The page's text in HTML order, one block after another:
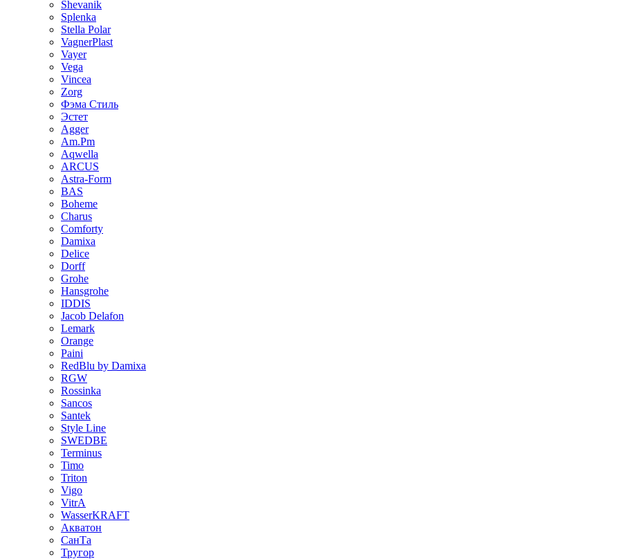
Shevanik
Splenka
Stella Polar
VagnerPlast
Vayer
Vega
Vincea
Zorg
Фэма Стиль
Эстет
Agger
Am.Pm
Aqwella
ARCUS
Astra-Form
BAS
Boheme
Charus
Comforty
Damixa
Delice
Dorff
Grohe
Hansgrohe
IDDIS
Jacob Delafon
Lemark
Orange
Paini
RedBlu by Damixa
RGW
Rossinka
Sancos
Santek
Style Line
SWEDBE
Terminus
Timo
Triton
Vigo
VitrA
WasserKRAFT
Акватон
СанТа
Тругор